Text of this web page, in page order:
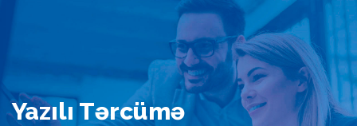
Yazılı Tərcümə